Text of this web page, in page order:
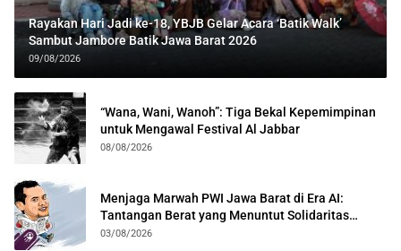
Rayakan Hari Jadi ke-18, YBJB Gelar Acara ‘Batik Walk’
Sambut Jambore Batik Jawa Barat 2026
09/08/2026
“Wana, Wani, Wanoh”: Tiga Bekal Kepemimpinan
untuk Mengawal Festival Al Jabbar
08/08/2026
Menjaga Marwah PWI Jawa Barat di Era AI:
Tantangan Berat yang Menuntut Solidaritas
Lintas Generasi
03/08/2026